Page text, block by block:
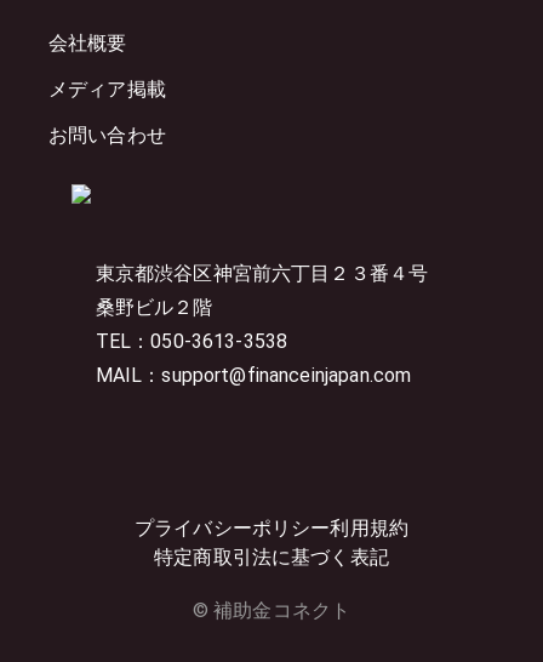
東京都渋谷区神宮前六丁目２３番４号
桑野ビル２階
TEL：050-3613-3538
MAIL：support@financeinjapan.com
プライバシーポリシー利用規約
特定商取引法に基づく表記
© 補助金コネクト
会社概要
メディア掲載
お問い合わせ